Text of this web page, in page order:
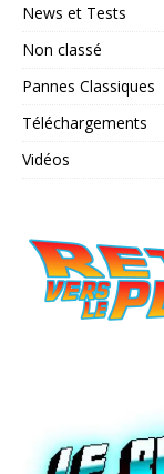
News et Tests
Non classé
Pannes Classiques
Téléchargements
Vidéos